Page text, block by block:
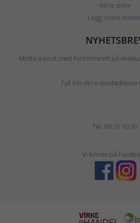
Mine sider
Legg ordre
Motta e-post med fortrinnsrett på
Fyll inn din e-
Tel: 69 21 10 95
Vi finnes på